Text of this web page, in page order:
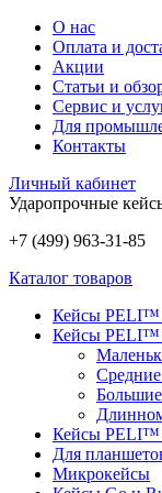
О нас
Оплата и
Акции
Статьи и
Сервис и
Для
Контакты
Личный кабинет
Ударопрочные
+7 (499) 963-31-85
Каталог товаров
Кейсы PELI™
Кейсы PELI™
Кейсы PELI™
Для
Микрокейсы